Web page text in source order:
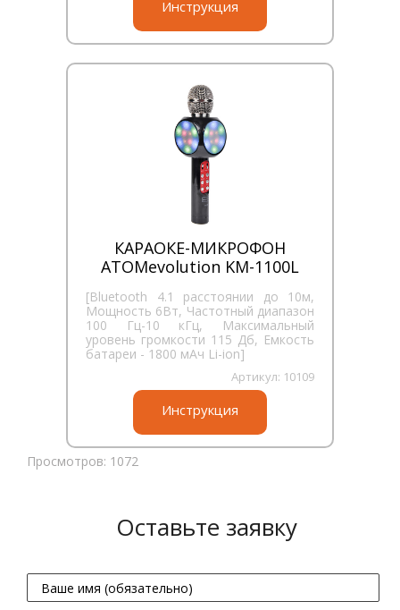
Инструкция
КАРАОКЕ-МИКРОФОН
ATOMevolution KM-1100L
[Bluetooth 4.1 расстоянии до 10м,
Мощность 6Вт, Частотный диапазон
100 Гц-10 кГц, Максимальный
уровень громкости 115 Дб, Емкость
батареи - 1800 мАч Li-ion]
Артикул: 10109
Инструкция
Просмотров: 1072
Оставьте заявку